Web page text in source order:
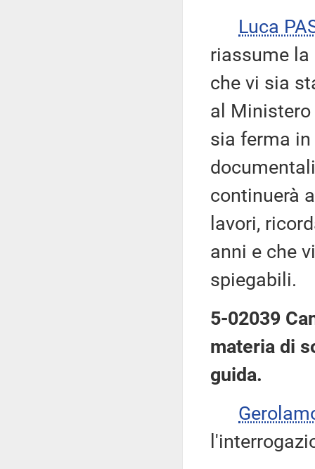
Luca
riassume
che vi sia
al Ministero
sia ferma
continuerà
lavori,
anni e che
spiegabili.
5-02039
materia di
guida.